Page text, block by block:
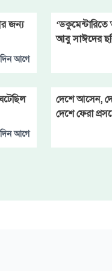
জন্য
আগে
আবু সাঈদের
আগে
দেশে আসেন,
দেশে ফেরা